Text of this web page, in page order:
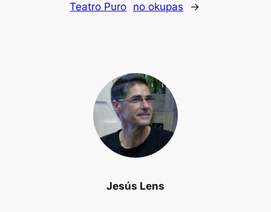
Jesús Lens
Teatro Puro no okupas
→